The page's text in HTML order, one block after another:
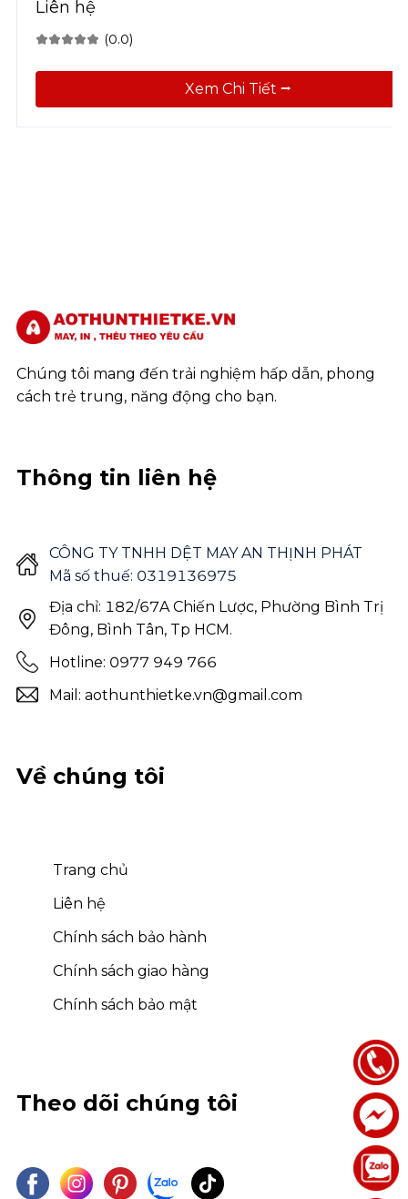
Liên hệ
(0.0)
Xem Chi Tiết ⭢
Theo dõi chúng tôi
Chúng tôi mang đến trải nghiệm hấp dẫn, phong
cách trẻ trung, năng động cho bạn.
Về chúng tôi
Trang chủ
Liên hệ
Chính sách bảo hành
Chính sách giao hàng
Chính sách bảo mật
Thông tin liên hệ
Hotline: 0977 949 766
Mail: aothunthietke.vn@gmail.com
Địa chỉ: 182/67A Chiến Lược, Phường Bình Trị
Đông, Bình Tân, Tp HCM.
CÔNG TY TNHH DỆT MAY AN THỊNH PHÁT
Mã số thuế: 0319136975